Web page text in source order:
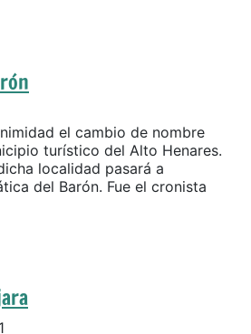
el cambio de nombre
turístico del Alto Henares.
localidad pasará a
del Barón. Fue el cronista